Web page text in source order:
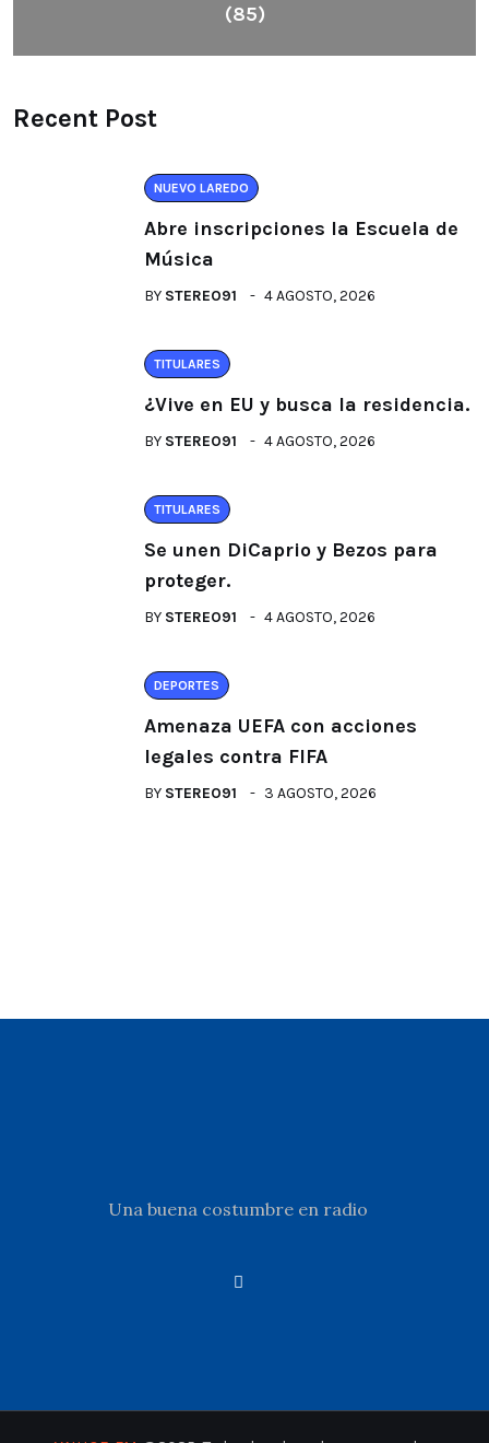
(85)
Recent Post
NUEVO LAREDO
Abre inscripciones la Escuela de
Música
BY STEREO91 4 AGOSTO, 2026
TITULARES
¿Vive en EU y busca la residencia.
BY STEREO91 4 AGOSTO, 2026
TITULARES
Se unen DiCaprio y Bezos para
proteger.
BY STEREO91 4 AGOSTO, 2026
DEPORTES
Amenaza UEFA con acciones
legales contra FIFA
BY STEREO91 3 AGOSTO, 2026
Una buena costumbre en radio